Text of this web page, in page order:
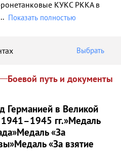
КУКС РККА в
Показать полностью
Выбрать
Боевой путь и документы
Германией в Великой
гг.»Медаль
Медаль «За
Медаль «За взятие